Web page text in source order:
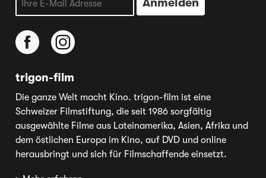
trigon-film
Die ganze Welt macht Kino. trigon-film ist eine
Schweizer Filmstiftung, die seit 1986 sorgfältig
ausgewählte Filme aus Lateinamerika, Asien, Afrika und
dem östlichen Europa im Kino, auf DVD und online
herausbringt und sich für Filmschaffende einsetzt.